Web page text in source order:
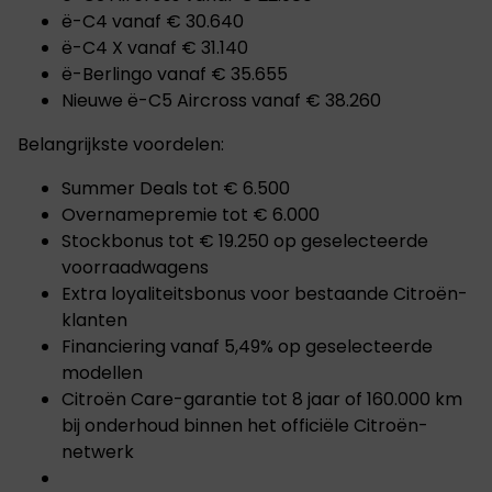
ë-C4 vanaf € 30.640
ë-C4 X vanaf € 31.140
ë-Berlingo vanaf € 35.655
Nieuwe ë-C5 Aircross vanaf € 38.260
Belangrijkste voordelen:
Summer Deals tot € 6.500
Overnamepremie tot € 6.000
Stockbonus tot € 19.250 op geselecteerde
voorraadwagens
Extra loyaliteitsbonus voor bestaande Citroën-
klanten
Financiering vanaf 5,49% op geselecteerde
modellen
Citroën Care-garantie tot 8 jaar of 160.000 km
bij onderhoud binnen het officiële Citroën-
netwerk